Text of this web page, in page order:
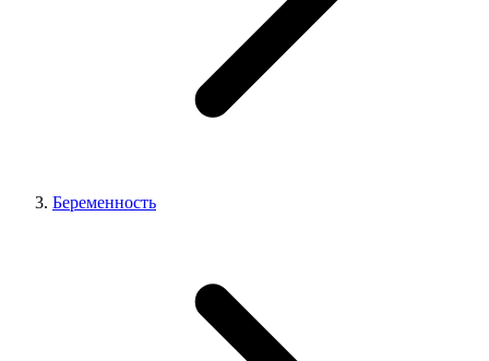
Беременность